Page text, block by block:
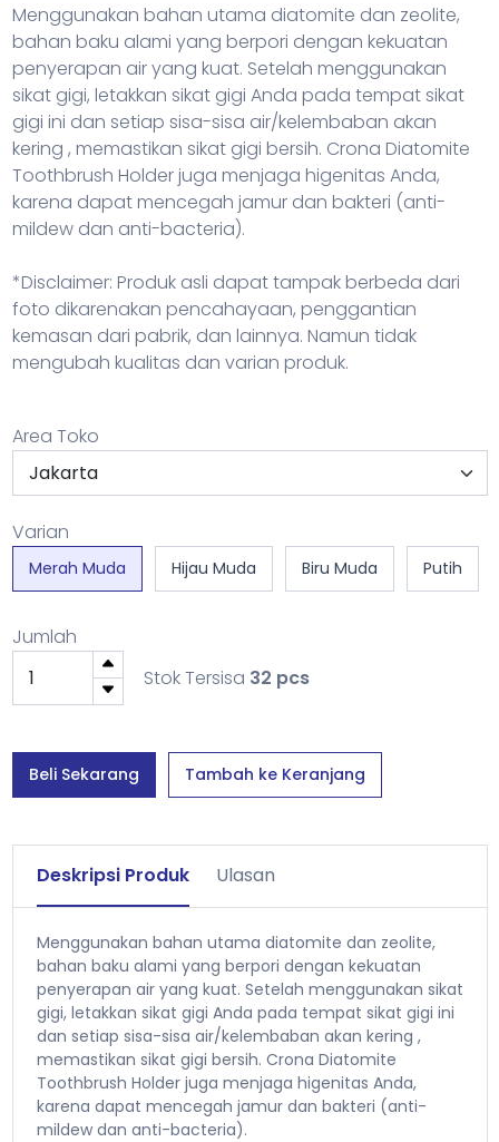
Menggunakan bahan utama diatomite dan zeolite,
bahan baku alami yang berpori dengan kekuatan
penyerapan air yang kuat. Setelah menggunakan
sikat gigi, letakkan sikat gigi Anda pada tempat sikat
gigi ini dan setiap sisa-sisa air/kelembaban akan
kering , memastikan sikat gigi bersih. Crona Diatomite
Toothbrush Holder juga menjaga higenitas Anda,
karena dapat mencegah jamur dan bakteri (anti-
mildew dan anti-bacteria).
*Disclaimer: Produk asli dapat tampak berbeda dari
foto dikarenakan pencahayaan, penggantian
kemasan dari pabrik, dan lainnya. Namun tidak
mengubah kualitas dan varian produk.
Area Toko
Varian
Merah Muda Hijau Muda Biru Muda Putih
Jumlah
Stok Tersisa 32 pcs
Beli Sekarang Tambah ke Keranjang
Deskripsi Produk Ulasan
Menggunakan bahan utama diatomite dan zeolite,
bahan baku alami yang berpori dengan kekuatan
penyerapan air yang kuat. Setelah menggunakan sikat
gigi, letakkan sikat gigi Anda pada tempat sikat gigi ini
dan setiap sisa-sisa air/kelembaban akan kering ,
memastikan sikat gigi bersih. Crona Diatomite
Toothbrush Holder juga menjaga higenitas Anda,
karena dapat mencegah jamur dan bakteri (anti-
mildew dan anti-bacteria).